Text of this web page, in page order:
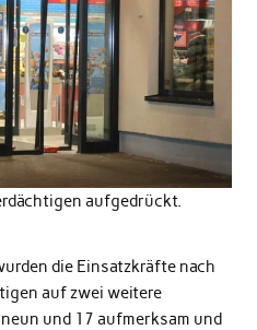
aufgedrückt.
die Einsatzkräfte nach
auf zwei weitere
und 17 aufmerksam und